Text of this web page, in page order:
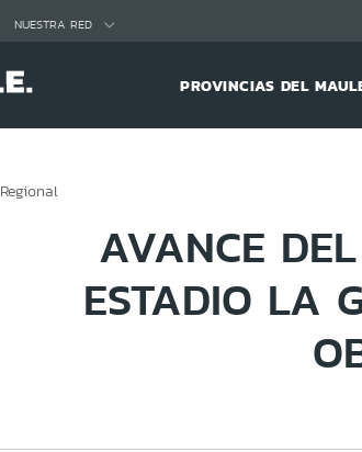
NUESTRA RED
PROVINCIAS DEL
Regional
AVANCE
ESTADIO LA